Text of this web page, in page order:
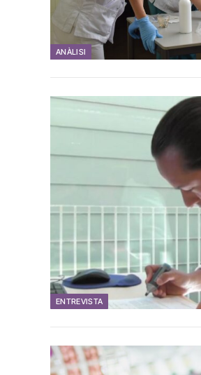
ANÀLISI
ENTREVISTA